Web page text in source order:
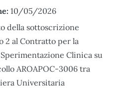
10/05/2026
della sottoscrizione
2 al Contratto per la
Clinica su
AROAPOC-3006 tra
Universitaria